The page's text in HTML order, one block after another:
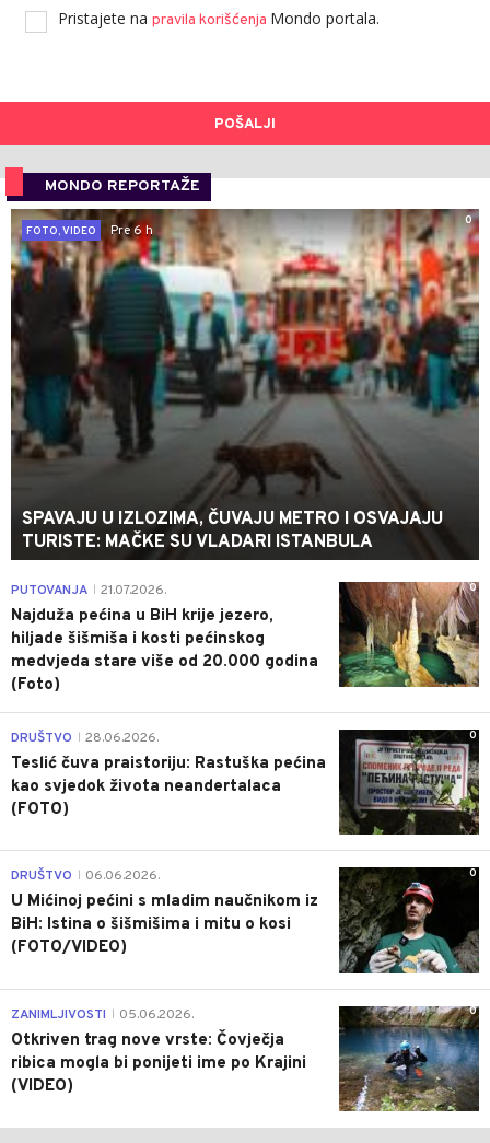
Pristajete na pravila korišćenja Mondo portala.
POŠALJI
MONDO REPORTAŽE
0
FOTO, VIDEO
Pre 6 h
SPAVAJU U IZLOZIMA, ČUVAJU METRO I OSVAJAJU
TURISTE: MAČKE SU VLADARI ISTANBULA
0
PUTOVANJA 21.07.2026.
Najduža pećina u BiH krije jezero,
hiljade šišmiša i kosti pećinskog
medvjeda stare više od 20.000 godina
(Foto)
0
DRUŠTVO 28.06.2026.
Teslić čuva praistoriju: Rastuška pećina
kao svjedok života neandertalaca
(FOTO)
0
DRUŠTVO 06.06.2026.
U Mićinoj pećini s mladim naučnikom iz
BiH: Istina o šišmišima i mitu o kosi
(FOTO/VIDEO)
0
ZANIMLJIVOSTI 05.06.2026.
Otkriven trag nove vrste: Čovječja
ribica mogla bi ponijeti ime po Krajini
(VIDEO)